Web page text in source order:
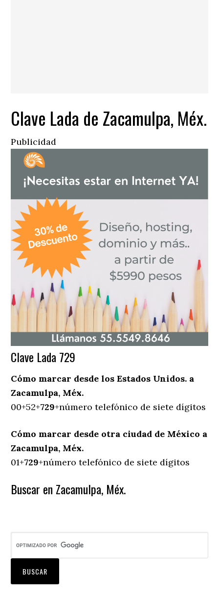
Clave Lada de Zacamulpa, Méx.
Publicidad
Clave Lada 729
Cómo marcar desde los Estados Unidos. a
Zacamulpa, Méx.
00+52+729+número telefónico de siete dígitos
Cómo marcar desde otra ciudad de México a
Zacamulpa, Méx.
01+729+número telefónico de siete dígitos
Buscar en Zacamulpa, Méx.